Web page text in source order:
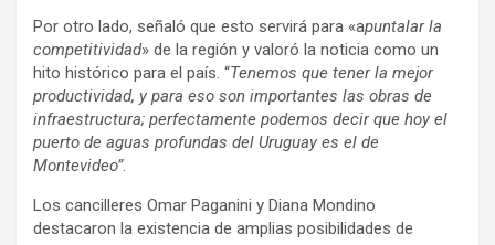
Por otro lado, señaló que esto servirá para «apuntalar la
competitividad» de la región y valoró la noticia como un
hito histórico para el país. “Tenemos que tener la mejor
productividad, y para eso son importantes las obras de
infraestructura; perfectamente podemos decir que hoy el
puerto de aguas profundas del Uruguay es el de
Montevideo”.
Los cancilleres Omar Paganini y Diana Mondino
destacaron la existencia de amplias posibilidades de